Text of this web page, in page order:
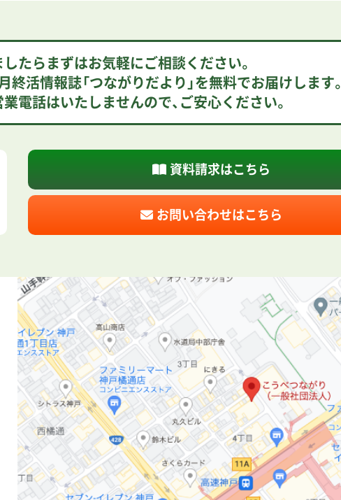
たらまずはお気軽にご相談ください。
終活情報誌「つながりだより」を無料でお届けします。
電話はいたしませんので、ご安心ください。
資料請求はこちら
お問い合わせはこちら